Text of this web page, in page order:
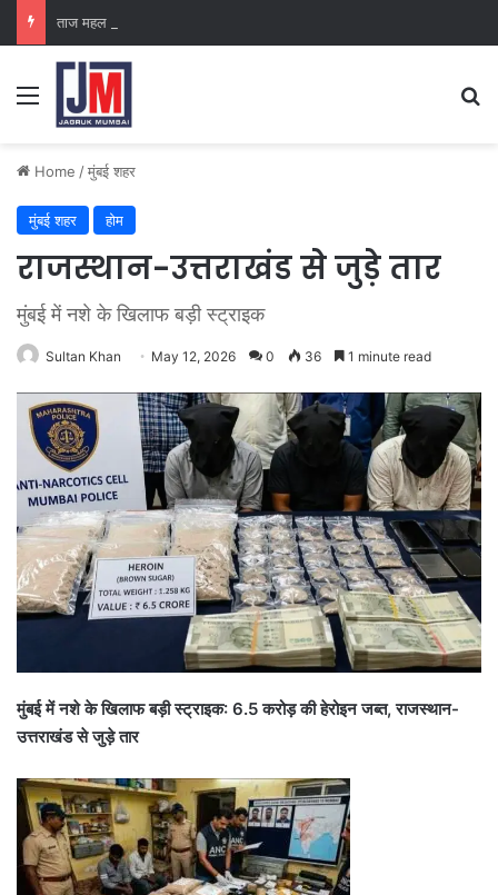
ताज महल पैलेस
Home /मुंबई शहर
मुंबई शहर होम
राजस्थान-उत्तराखंड से जुड़े तार
मुंबई में नशे के खिलाफ बड़ी स्ट्राइक
Sultan Khan May 12, 2026 0 36 1 minute read
मुंबई में नशे के खिलाफ बड़ी स्ट्राइक: 6.5 करोड़ की हेरोइन जब्त, राजस्थान-
उत्तराखंड से जुड़े तार